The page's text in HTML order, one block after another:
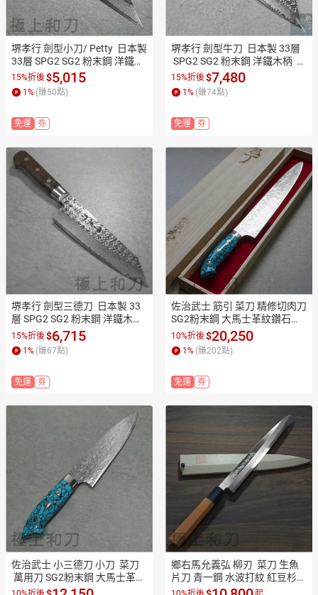
堺孝行 劍型小刀/ Petty  日本製
33層 SPG2 SG2 粉末鋼 洋鐵木
柄  120mm 蔬果刀/ 水果刀/ 小
刀 萬能包丁 洋包丁本職用 業務
用 14076【極上和刀】【日本
0%點數(單一帳號最高1500
15%折後$5,015
1 % (賺50點)
免運 券
堺孝行 劍型牛刀  日本製 33層
SPG2 SG2 粉末鋼 洋鐵木柄  1
90mm切肉刀 萬能包丁 洋包丁
本職用 業務用 14077【極上和
刀】【日本高品質菜刀】【AP
最高1500點)】8/31止
15%折後$7,480
1 % (賺74點)
免運 券
堺孝行 劍型三德刀  日本製 33
層 SPG2 SG2 粉末鋼 洋鐵木柄
160mm切肉刀 萬能包丁 本職
用 業務用 14076【極上和刀】
【日本高品質菜刀】【APP滿
1500點)】8/31止
15%折後$6,715
1% (賺67點)
免運 券
佐治武士 筋引 菜刀 精修切肉刀
SG2粉末鋼 大馬士革紋鑽石紋
人造藍土耳其石刀柄 270mm S
A1609【極上和刀】【日本高
品質菜刀】【APP滿額下單1
點)】8/31止
10%折後$20,250
1% (賺202點)
免運 券
佐治武士 小三德刀 小刀  菜刀
萬用刀 SG2粉末鋼 大馬士革紋
鑽石紋 人造藍土耳其石刀柄 15
鄉右馬允義弘 柳刃  菜刀 生魚
片刀 青一鋼 水波打紋 紅豆杉水
牛角八角柄 付刀鞘(會鏽)【極